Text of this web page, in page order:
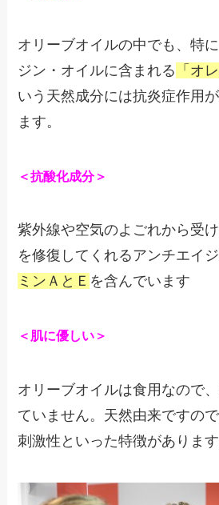
オリーブオイルの中でも、特
ジン・オイルに含まれる 「オ
いう天然成分には抗炎症作用
ます。
＜抗酸化成分＞
紫外線や空気のよごれから受
を修復してくれるアンチエイ
ミンＡとＥ を含んでいます
＜肌に優しい＞
オリーブオイルは食用なので
ていません。天然由来ですの
刺激性といった特徴があります